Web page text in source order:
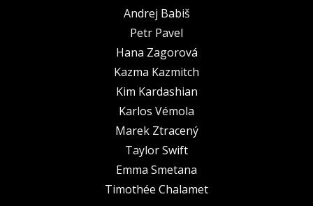
Andrej Babiš
Petr Pavel
Hana Zagorová
Kazma Kazmitch
Kim Kardashian
Karlos Vémola
Marek Ztracený
Taylor Swift
Emma Smetana
Timothée Chalamet